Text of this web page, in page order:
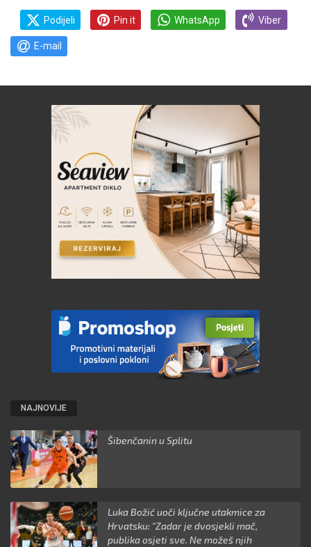
Podijeli Pin it WhatsApp Viber
E-mail
NAJNOVIJE
Šibenčanin u Splitu
Luka Božić uoči ključne utakmice za
Hrvatsku: "Zadar je dvosjekli mač,
publika osjeti sve. Ne možeš njih